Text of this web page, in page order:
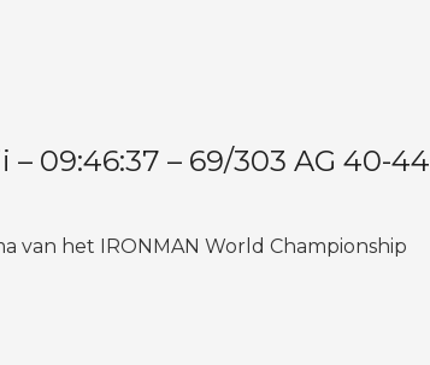
09:46:37 – 69/303 AG 40-44
van het IRONMAN World Championship